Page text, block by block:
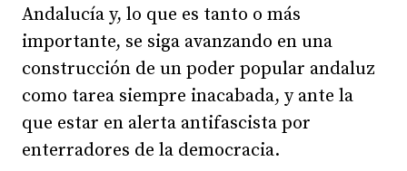
Andalucía y, lo que es tanto o más
importante, se siga avanzando en una
construcción de un poder popular andaluz
como tarea siempre inacabada, y ante la
que estar en alerta antifascista por
enterradores de la democracia.